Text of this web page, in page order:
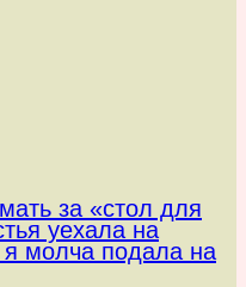
за «стол для
уехала на
я молча подала на